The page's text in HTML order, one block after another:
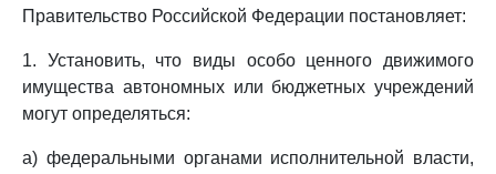
Правительство Российской Федерации постановляет:
1. Установить, что виды особо ценного движимого
имущества автономных или бюджетных учреждений
могут определяться:
а) федеральными органами исполнительной власти,